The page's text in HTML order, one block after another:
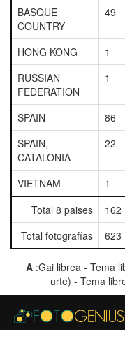
BASQUE
COUNTRY
49
HONG KONG 1
RUSSIAN
FEDERATION
1
SPAIN 86
SPAIN,
CATALONIA
22
VIETNAM 1
Total 8 paises
162
Total fotografías
623
A :Gai librea - Tema
urte) - Tema